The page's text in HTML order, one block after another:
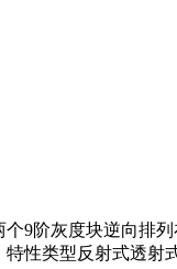
9阶灰度块逆向排
性类型反射式透射